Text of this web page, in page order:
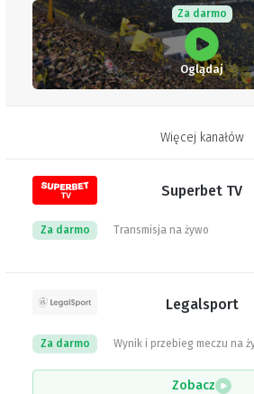
Za darmo
Oglądaj
Więcej kanałów
Superbet TV
Transmisja na żywo
Za darmo
Legalsport
Wynik i przebieg meczu na
Za darmo
Zobacz